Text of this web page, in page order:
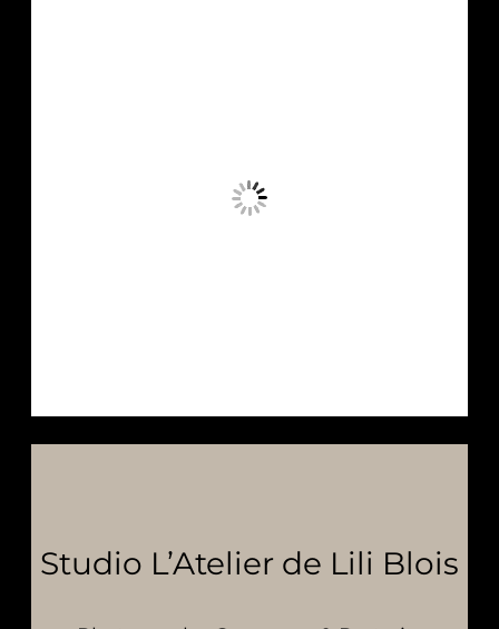
Studio L’Atelier de Lili Blois